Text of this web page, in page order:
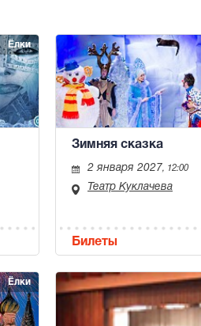
Ёлки
Зимняя сказка
2 января 2027, 12:00
Театр Куклачева
Билеты
Ёлки